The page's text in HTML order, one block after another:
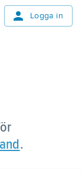
Logga in
.